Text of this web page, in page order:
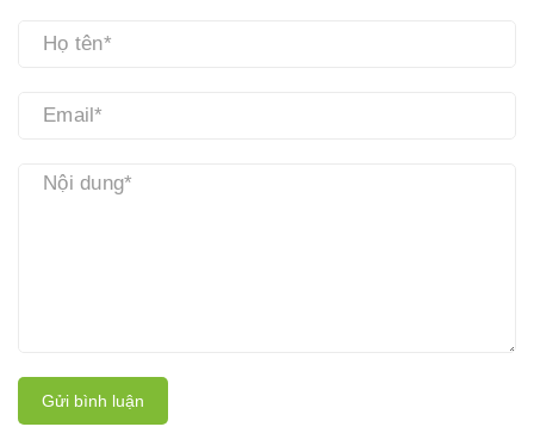
Gửi bình luận